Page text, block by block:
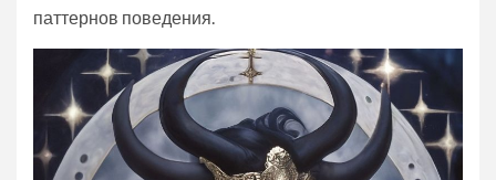
паттернов поведения.